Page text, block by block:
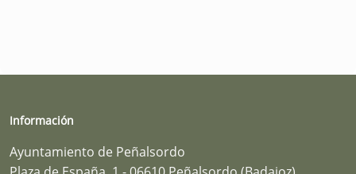
Información
Ayuntamiento de Peñalsordo